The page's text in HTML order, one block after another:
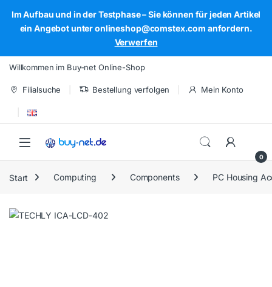
Im Aufbau und in der Testphase – Sie können für jeden Artikel
ein Angebot unter onlineshop@comstex.com anfordern.
Verwerfen
Skip to navigation
Skip to content
Willkommen im Buy-net Online-Shop
Filialsuche Bestellung verfolgen Mein Konto
Open
0
Start Computing Components PC Housing